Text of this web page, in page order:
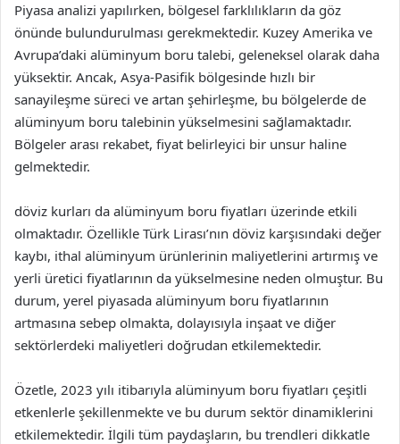
Piyasa analizi yapılırken, bölgesel farklılıkların da göz
önünde bulundurulması gerekmektedir. Kuzey Amerika ve
Avrupa’daki alüminyum boru talebi, geleneksel olarak daha
yüksektir. Ancak, Asya-Pasifik bölgesinde hızlı bir
sanayileşme süreci ve artan şehirleşme, bu bölgelerde de
alüminyum boru talebinin yükselmesini sağlamaktadır.
Bölgeler arası rekabet, fiyat belirleyici bir unsur haline
gelmektedir.
döviz kurları da alüminyum boru fiyatları üzerinde etkili
olmaktadır. Özellikle Türk Lirası’nın döviz karşısındaki değer
kaybı, ithal alüminyum ürünlerinin maliyetlerini artırmış ve
yerli üretici fiyatlarının da yükselmesine neden olmuştur. Bu
durum, yerel piyasada alüminyum boru fiyatlarının
artmasına sebep olmakta, dolayısıyla inşaat ve diğer
sektörlerdeki maliyetleri doğrudan etkilemektedir.
Özetle, 2023 yılı itibarıyla alüminyum boru fiyatları çeşitli
etkenlerle şekillenmekte ve bu durum sektör dinamiklerini
etkilemektedir. İlgili tüm paydaşların, bu trendleri dikkatle